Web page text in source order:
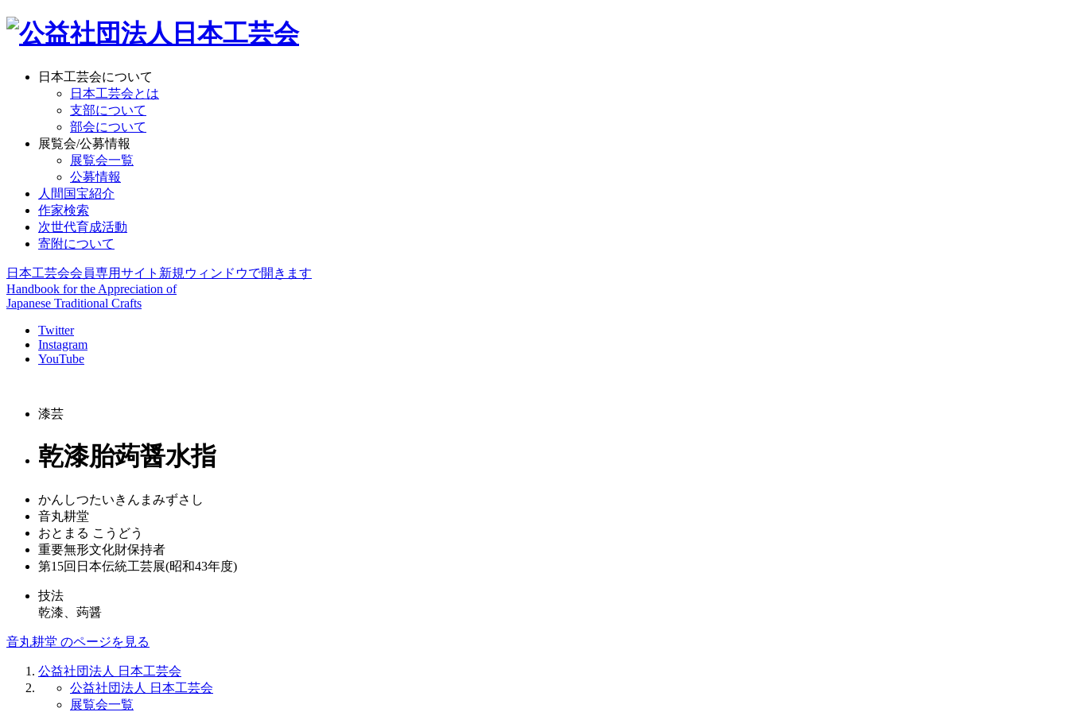
日本工芸会について
日本工芸会とは
支部について
部会について
展覧会/公募情報
展覧会一覧
公募情報
人間国宝紹介
作家検索
次世代育成活動
寄附について
日本工芸会会員専用サイト 新規ウィンドウで開きます
Handbook for the Appreciation of
Japanese Traditional Crafts
Twitter
Instagram
YouTube
漆芸
乾漆胎蒟醤水指
かんしつたいきんまみずさし
音丸耕堂
おとまる こうどう
重要無形文化財保持者
第15回日本伝統工芸展(昭和43年度)
技法
乾漆、蒟醤
音丸耕堂 のページを見る
公益社団法人 日本工芸会
公益社団法人 日本工芸会
展覧会一覧